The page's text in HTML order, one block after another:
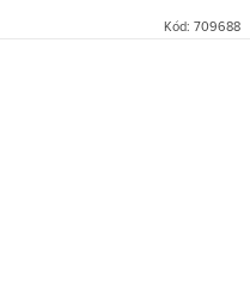
Kód: 709688